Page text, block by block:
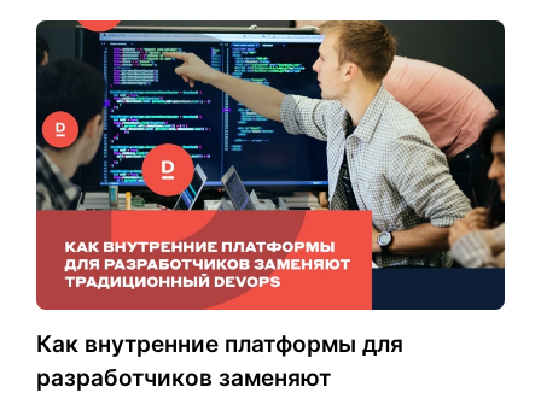
Как внутренние платформы для
разработчиков заменяют